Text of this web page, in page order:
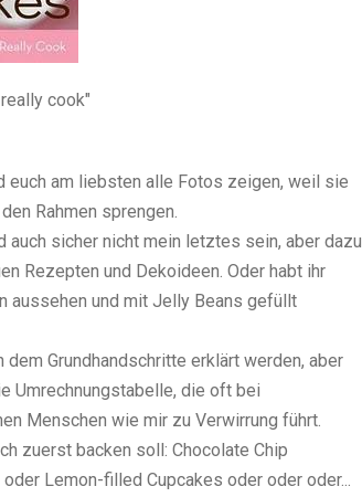
cook"
euch am liebsten alle Fotos zeigen, weil sie
Rahmen sprengen.
sicher nicht mein letztes sein, aber dazu
Rezepten und Dekoideen. Oder habt ihr
aussehen und mit Jelly Beans gefüllt
Grundhandschritte erklärt werden, aber
Umrechnungstabelle, die oft bei
Menschen wie mir zu Verwirrung führt.
zuerst backen soll: Chocolate Chip
Lemon-filled Cupcakes oder oder oder...